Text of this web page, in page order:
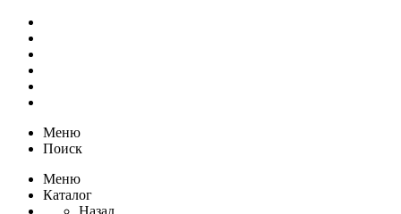
Меню
Поиск
Меню
Каталог
Назад